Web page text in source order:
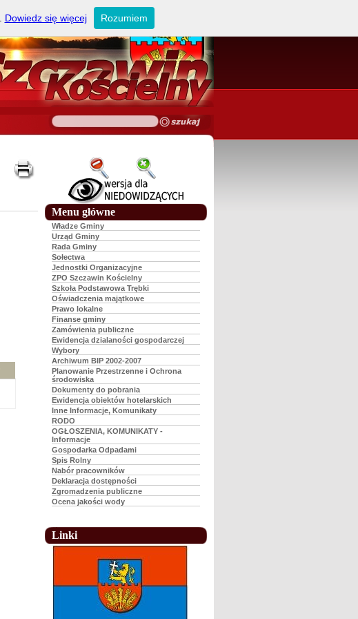
Menu główne
Władze Gminy
Urząd Gminy
Rada Gminy
Sołectwa
Jednostki Organizacyjne
ZPO Szczawin Kościelny
Szkoła Podstawowa Trębki
Oświadczenia majątkowe
Prawo lokalne
Finanse gminy
Zamówienia publiczne
Ewidencja dzialaności gospodarczej
Wybory
Archiwum BIP 2002-2007
Planowanie Przestrzenne i Ochrona
środowiska
Dokumenty do pobrania
Ewidencja obiektów hotelarskich
Inne Informacje, Komunikaty
RODO
OGŁOSZENIA, KOMUNIKATY -
Informacje
Gospodarka Odpadami
Spis Rolny
Nabór pracowników
Deklaracja dostępności
Zgromadzenia publiczne
Ocena jakości wody
Linki
Dowiedz się więcej Rozumiem